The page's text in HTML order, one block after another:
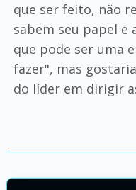
que ser feito, não
sabem seu papel e
que pode ser uma
fazer", mas
do líder em dirigir